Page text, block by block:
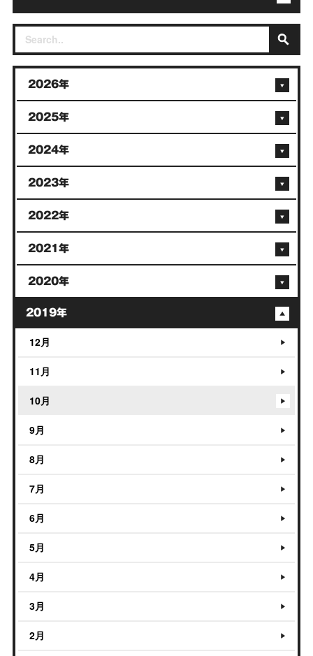
2026年
2025年
2024年
2023年
2022年
2021年
2020年
2019年
12月
11月
10月
9月
8月
7月
6月
5月
4月
3月
2月